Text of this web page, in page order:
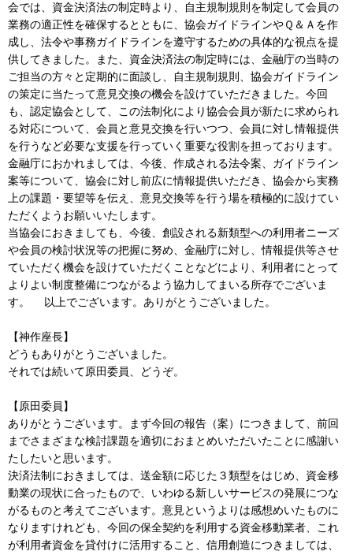
会では、資金決済法の制定時より、自主規制規則を制定して会員の
業務の適正性を確保するとともに、協会ガイドラインやＱ＆Ａを作
成し、法令や事務ガイドラインを遵守するための具体的な視点を提
供してきました。また、資金決済法の制定時には、金融庁の当時の
ご担当の方々と定期的に面談し、自主規制規則、協会ガイドライン
の策定に当たって意見交換の機会を設けていただきました。今回
も、認定協会として、この法制化により協会会員が新たに求められ
る対応について、会員と意見交換を行いつつ、会員に対し情報提供
を行うなど必要な支援を行っていく重要な役割を担っております。
金融庁におかれましては、今後、作成される法令案、ガイドライン
案等について、協会に対し前広に情報提供いただき、協会から実務
上の課題・要望等を伝え、意見交換等を行う場を積極的に設けてい
ただくようお願いいたします。
当協会におきましても、今後、創設される新類型への利用者ニーズ
や会員の検討状況等の把握に努め、金融庁に対し、情報提供等させ
ていただく機会を設けていただくことなどにより、利用者にとって
よりよい制度整備につながるよう協力してまいる所存でございま
す。 以上でございます。ありがとうございました。
【神作座長】
どうもありがとうございました。
それでは続いて原田委員、どうぞ。
【原田委員】
ありがとうございます。まず今回の報告（案）につきまして、前回
までさまざまな検討課題を適切におまとめいただいたことに感謝い
たしたいと思います。
決済法制におきましては、送金額に応じた３類型をはじめ、資金移
動業の現状に合ったもので、いわゆる新しいサービスの発展につな
がるものと考えてございます。意見というよりは感想めいたものに
なりますけれども、今回の保全契約を利用する資金移動業者、これ
が利用者資金を貸付けに活用すること、信用創造につきましては、